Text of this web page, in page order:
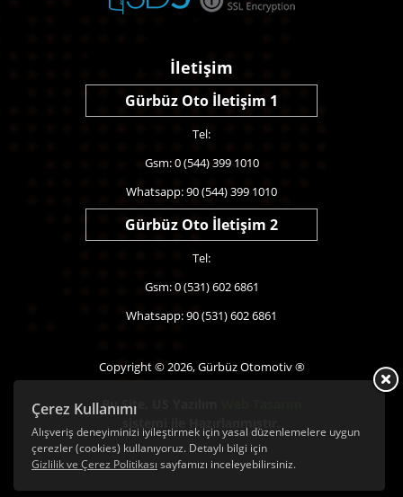
Çerez Kullanımı
Alışveriş deneyiminizi iyileştirmek için yasal düzenlemelere uygun
çerezler (cookies) kullanıyoruz. Detaylı bilgi için
Gizlilik ve Çerez Politikası sayfamızı inceleyebilirsiniz.
İletişim
Gürbüz Oto İletişim 1
Tel:
Gsm: 0 (544) 399 1010
Whatsapp: 90 (544) 399 1010
Gürbüz Oto İletişim 2
Tel:
Gsm: 0 (531) 602 6861
Whatsapp: 90 (531) 602 6861
Copyright © 2026, Gürbüz Otomotiv ®
Bu Site,